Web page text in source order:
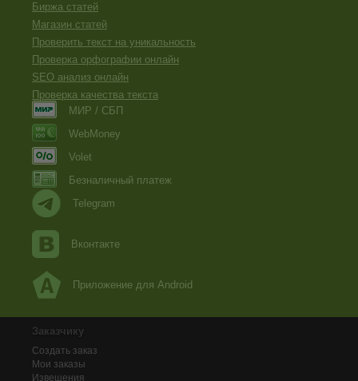
дыры. Что-то в цивилизацию захотелось резко"
>> Кто это сказал?
"Марьяна сидела на своем любимом месте за папой,
прокручивала в голове свое приключение"
>> Вот эта шишка мне почему-то понравилась)
искусственно и пришито. Мб, чтоб в отсутствии мистики
Биржа статей
Магазин статей
Проверить текст на уникальность
Проверка орфографии онлайн
SEO анализ онлайн
Проверка качества текста
МИР / СБП
WebMoney
Volet
Безналичный платеж
Telegram
Вконтакте
Приложение для Android
Заказчику
Создать заказ
Мои заказы
Извещения